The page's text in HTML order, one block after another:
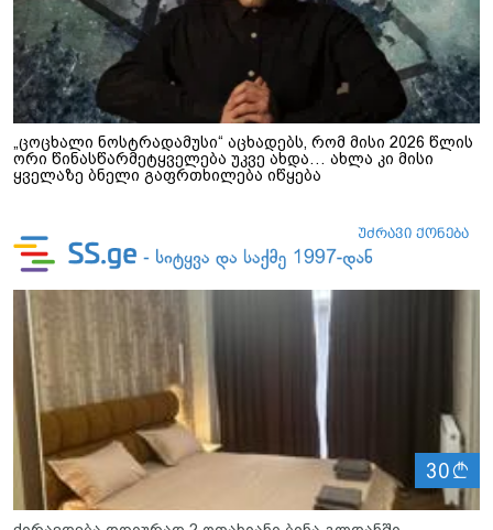
„ცოცხალი ნოსტრადამუსი“ აცხადებს, რომ მისი 2026 წლის
ორი წინასწარმეტყველება უკვე ახდა… ახლა კი მისი
ყველაზე ბნელი გაფრთხილება იწყება
30